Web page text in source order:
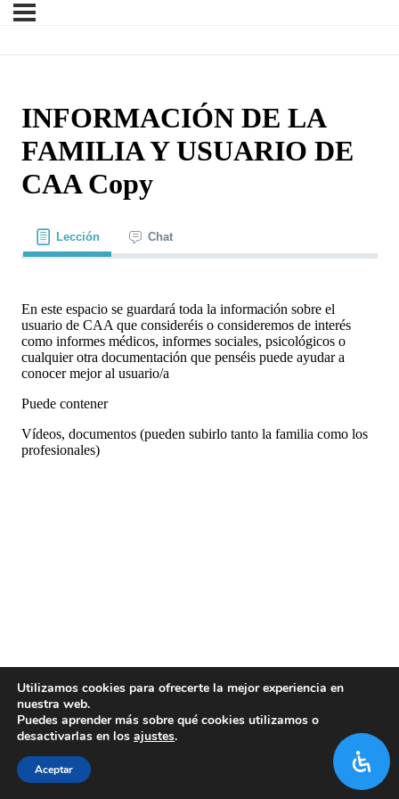
INFORMACIÓN DE LA
FAMILIA Y USUARIO DE
CAA Copy
Lección Chat
En este espacio se guardará toda la información sobre el
usuario de CAA que consideréis o consideremos de interés
como informes médicos, informes sociales, psicológicos o
cualquier otra documentación que penséis puede ayudar a
conocer mejor al usuario/a
Puede contener
Vídeos, documentos (pueden subirlo tanto la familia como los
profesionales)
Utilizamos cookies para ofrecerte la mejor experiencia en
nuestra web.
Puedes aprender más sobre qué cookies utilizamos o
desactivarlas en los ajustes.
Aceptar